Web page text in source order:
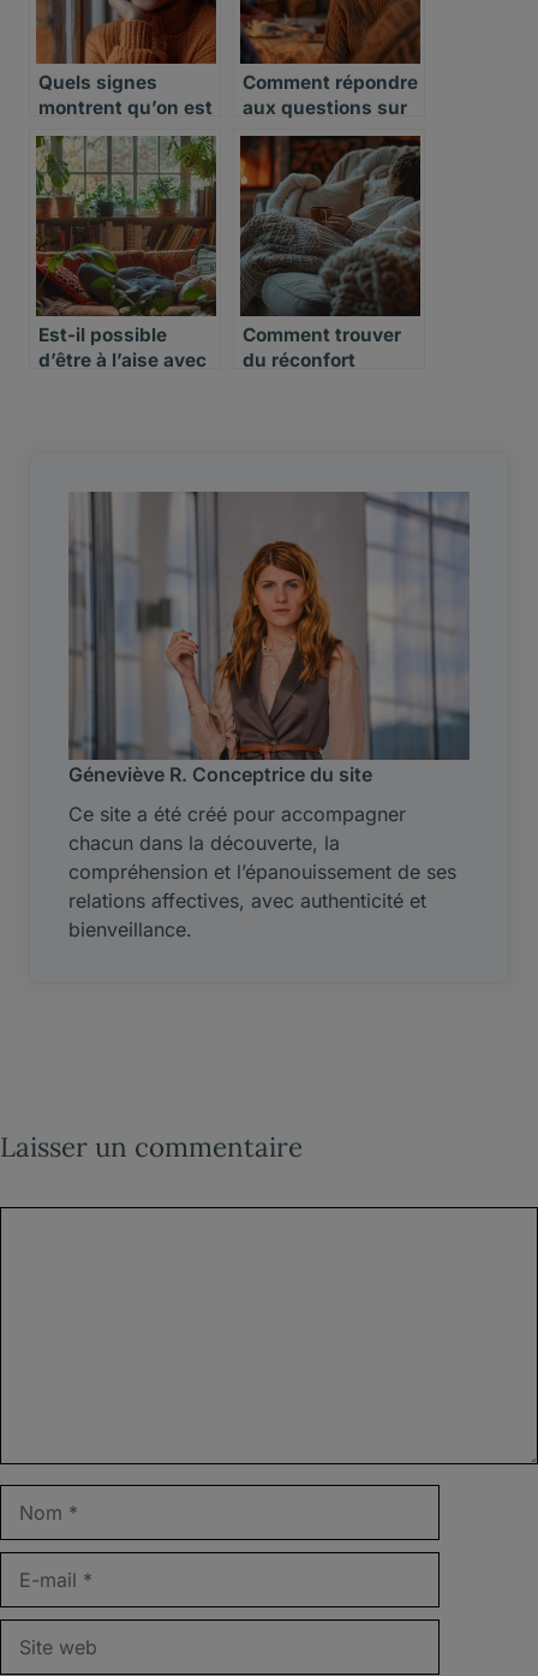
Quels signes
montrent qu’on est
prêt à quitter le
célibat
Comment répondre
aux questions sur
le célibat lors des
réunions familiales
Est-il possible
d’être à l’aise avec
Comment trouver
du réconfort
Géneviève R. Conceptrice du site
Ce site a été créé pour accompagner
chacun dans la découverte, la
compréhension et l’épanouissement de ses
relations affectives, avec authenticité et
bienveillance.
Laisser un commentaire
mail
web